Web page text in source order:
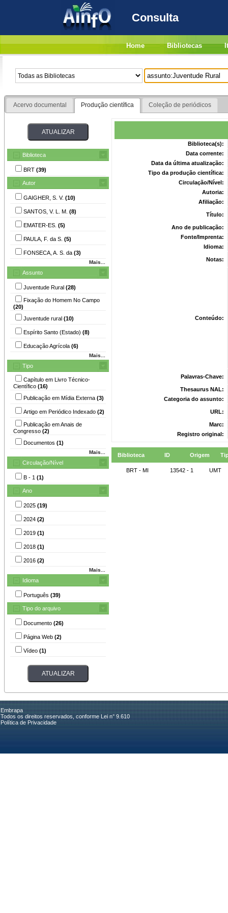
Consulta
Home Bibliotecas
Acervo documental Produção científica Coleção de periódicos
Biblioteca
BRT (39)
Autor
GAIGHER, S. V. (10)
SANTOS, V. L. M. (8)
EMATER-ES. (5)
PAULA, F. da S. (5)
FONSECA, A. S. da (3)
Mais...
Assunto
Juventude Rural (28)
Fixação do Homem No Campo
(20)
Juventude rural (10)
Espírito Santo (Estado) (8)
Educação Agrícola (6)
Mais...
Tipo
Capítulo em Livro Técnico-
Científico (16)
Publicação em Mídia Externa (3)
Artigo em Periódico Indexado (2)
Publicação em Anais de
Congresso (2)
Documentos (1)
Mais...
Circulação/Nível
B - 1 (1)
Ano
2025 (19)
2024 (2)
2019 (1)
2018 (1)
2016 (2)
Mais...
Idioma
Português (39)
Tipo do arquivo
Documento (26)
Página Web (2)
Vídeo (1)
Biblioteca(s):
Data corrente:
Data da última atualização:
Tipo da produção científica:
Circulação/Nível:
Autoria:
Afiliação:
Título:
Ano de publicação:
Fonte/Imprenta:
Idioma:
Notas:
Conteúdo:
Palavras-Chave:
Thesaurus NAL:
Categoria do assunto:
URL:
Marc:
Registro original:
Biblioteca ID Origem
BRT - MI 13542 - 1 UMT
Embrapa
Todos os direitos reservados, conforme Lei n° 9.610
Política de Privacidade